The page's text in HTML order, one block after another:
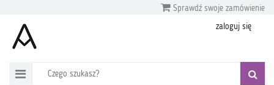
Sprawdź swoje zamówienie
zaloguj się